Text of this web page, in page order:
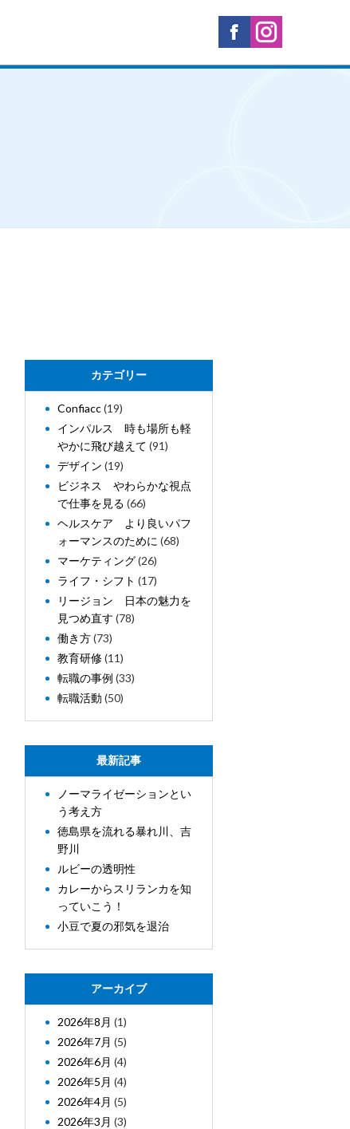
カテゴリー
Confiacc(19)
インパルス 時も場所も軽
やかに飛び越えて (91)
デザイン (19)
ビジネス やわらかな視点
で仕事を見る (66)
ヘルスケア より良いパフ
ォーマンスのために (68)
マーケティング(26)
ライフ・シフト (17)
リージョン 日本の魅力を
見つめ直す (78)
働き方(73)
教育研修(11)
転職の事例 (33)
転職活動 (50)
最新記事
ノーマライゼーションとい
う考え方
徳島県を流れる暴れ川、吉
野川
ルビーの透明性
カレーからスリランカを知
っていこう！
小豆で夏の邪気を退治
アーカイブ
2026年8月 (1)
2026年7月 (5)
2026年6月 (4)
2026年5月 (4)
2026年4月 (5)
2026年3月 (3)